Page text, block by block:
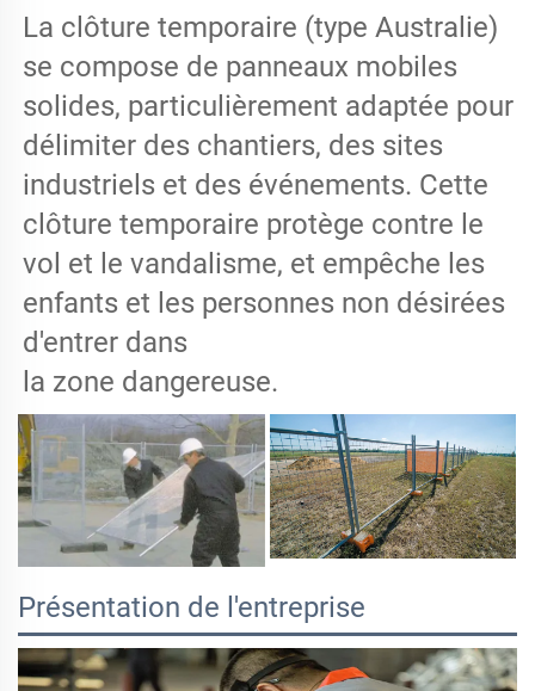
La clôture temporaire (type Australie)
se compose de panneaux mobiles
solides, particulièrement adaptée pour
délimiter des chantiers, des sites
industriels et des événements. Cette
clôture temporaire protège contre le
vol et le vandalisme, et empêche les
enfants et les personnes non désirées
d'entrer dans
la zone dangereuse.
Présentation de l'entreprise